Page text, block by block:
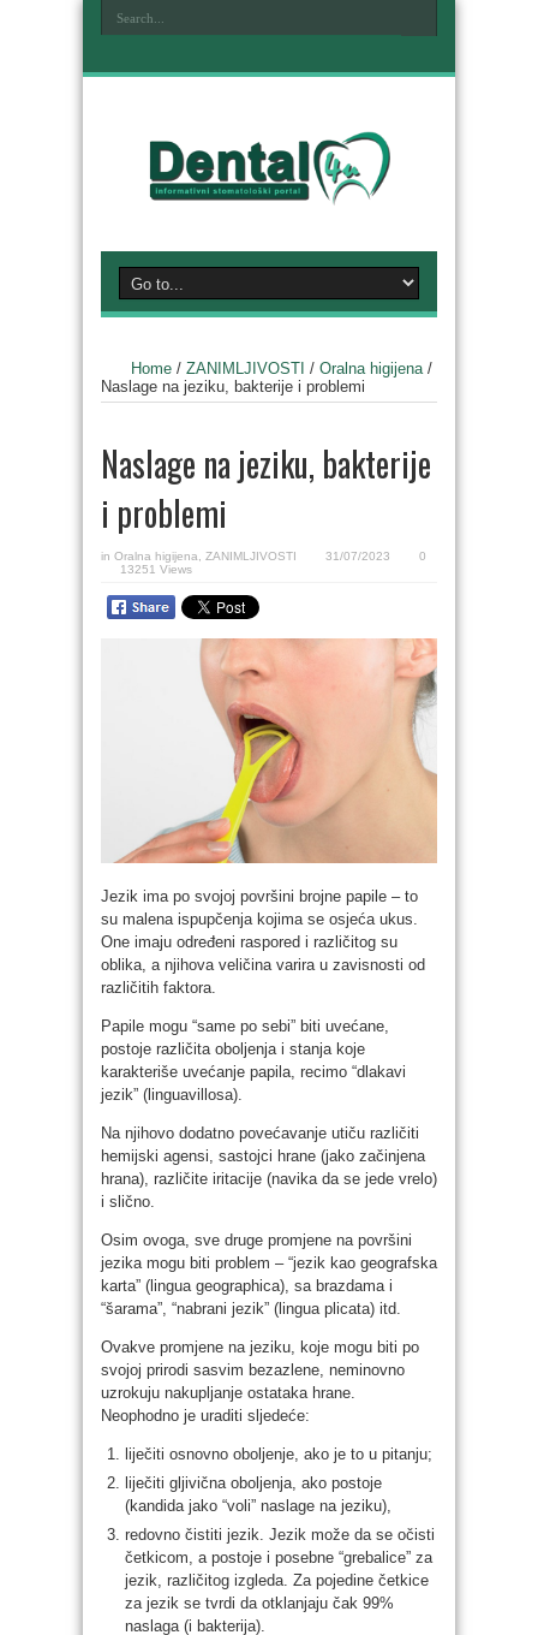
Home / ZANIMLJIVOSTI / Oralna higijena/
Naslage na jeziku, bakterije i problemi
Naslage na jeziku, bakterije
i problemi
in Oralna higijena ZANIMLJIVOSTI 31/07/2023
0
13251 Views
Jezik ima po svojoj površini brojne papile – to
su malena ispupčenja kojima se osjeća ukus.
One imaju određeni raspored i različitog su
oblika, a njihova veličina varira u zavisnosti od
različitih faktora.
Papile mogu “same po sebi” biti uvećane,
postoje različita oboljenja i stanja koje
karakteriše uvećanje papila, recimo “dlakavi
jezik” (linguavillosa).
Na njihovo dodatno povećavanje utiču različiti
hemijski agensi, sastojci hrane (jako začinjena
hrana), različite iritacije (navika da se jede vrelo)
i slično.
Osim ovoga, sve druge promjene na površini
jezika mogu biti problem – “jezik kao geografska
karta” (lingua geographica), sa brazdama i
“šarama”, “nabrani jezik” (lingua plicata) itd.
Ovakve promjene na jeziku, koje mogu biti po
svojoj prirodi sasvim bezazlene, neminovno
uzrokuju nakupljanje ostataka hrane.
Neophodno je uraditi sljedeće:
liječiti osnovno oboljenje, ako je to u pitanju;
liječiti gljivična oboljenja, ako postoje
(kandida jako “voli” naslage na jeziku),
redovno čistiti jezik. Jezik može da se očisti
četkicom, a postoje i posebne “grebalice” za
jezik, različitog izgleda. Za pojedine četkice
za jezik se tvrdi da otklanjaju čak 99%
naslaga (i bakterija).